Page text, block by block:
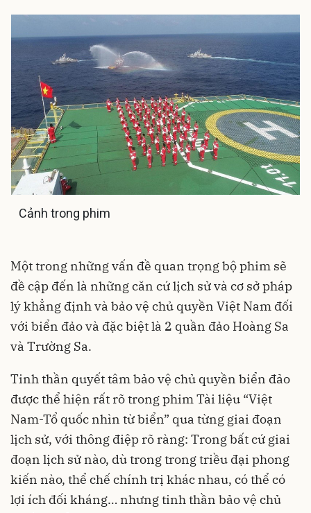
Cảnh trong phim
Một trong những vấn đề quan trọng bộ phim sẽ
đề cập đến là những căn cứ lịch sử và cơ sở pháp
lý khẳng định và bảo vệ chủ quyền Việt Nam đối
với biển đảo và đặc biệt là 2 quần đảo Hoàng Sa
và Trường Sa.
Tinh thần quyết tâm bảo vệ chủ quyền biển đảo
được thể hiện rất rõ trong phim Tài liệu “Việt
Nam-Tổ quốc nhìn từ biển” qua từng giai đoạn
lịch sử, với thông điệp rõ ràng: Trong bất cứ giai
đoạn lịch sử nào, dù trong trong triều đại phong
kiến nào, thể chế chính trị khác nhau, có thể có
lợi ích đối kháng… nhưng tinh thần bảo vệ chủ